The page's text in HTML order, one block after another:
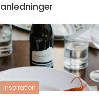
anledninger
inspiration